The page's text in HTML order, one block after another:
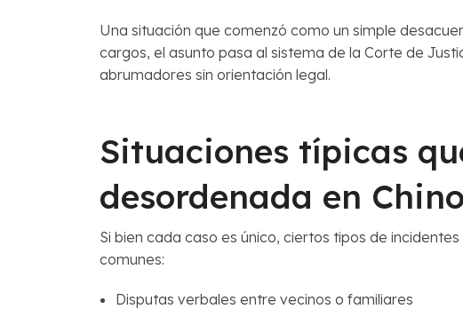
Una situación que comenzó como un simple
cargos, el asunto pasa al sistema de la Corte de
abrumadores sin orientación legal.
Situaciones típicas
desordenada en
Si bien cada caso es único, ciertos tipos de incidentes
comunes:
Disputas verbales entre vecinos o familiares